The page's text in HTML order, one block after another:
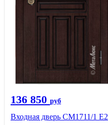
136 850 руб
Входная дверь CМ1711/1 Е2